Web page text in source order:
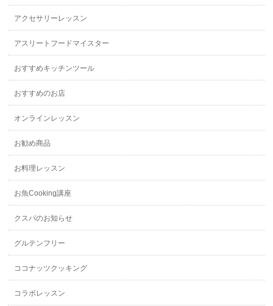
アクセサリーレッスン
アスリートフードマイスター
おすすめキッチンツール
おすすめのお店
オンラインレッスン
お勧め商品
お料理レッスン
お魚Cooking講座
クスパのお知らせ
グルテンフリー
ココナッツクッキング
コラボレッスン